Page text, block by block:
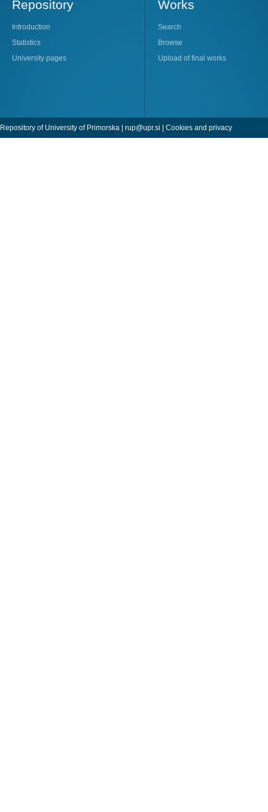
Repository
Introduction
Statistics
University pages
Works
Search
Browse
Upload of final works
Repository of University of Primorska | rup@upr.si | Cookies and privacy